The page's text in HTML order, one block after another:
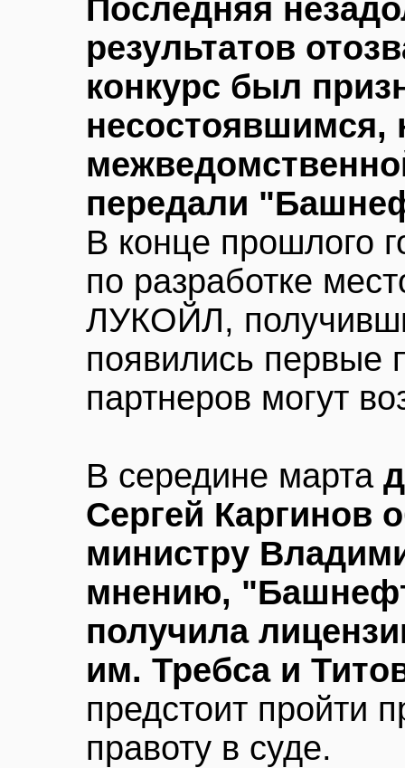
Последняя
результатов
конкурс был
несостоявшимся,
передали
В конце прошлого
по разработке
ЛУКОЙЛ,
появились первые
партнеров могут
В середине марта
Сергей Каргинов
министру
мнению,
получила
им. Требса и
предстоит пройти
правоту в суде.